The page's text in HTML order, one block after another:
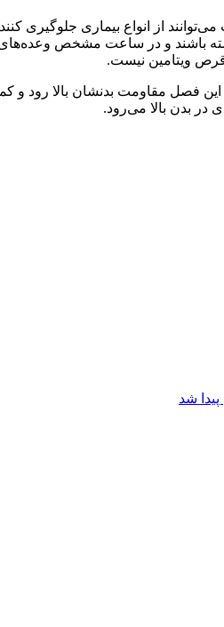
از انواع بیماری جلوگیری
باشند و در ساعت مشخص وعده‌های
قرص ویتامین نیست.
فصل مقاومت بدنشان بالا رود
بدن بالا می‌رود.